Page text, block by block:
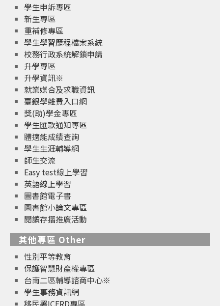
學生申訴專區
新生專區
重補修專區
學生學習歷程檔案系統
校務行政系統解鎖申請
升學專區
升學資訊※
就業媒合及求職資訊
臺銀學雜費入口網
獎(助)學金專區
學生匯款通知專區
體適能成績查詢
學生生涯輔導網
師生交流
Easy test線上學習
英語線上學習
圖書館電子書
圖書館小論文專區
閱讀存摺推廣活動
其他專區 Other
性別平等教育
保護智慧財產權專區
台南二區輔導諮商中心※
學生事務資訊網
移民署ICERD專區